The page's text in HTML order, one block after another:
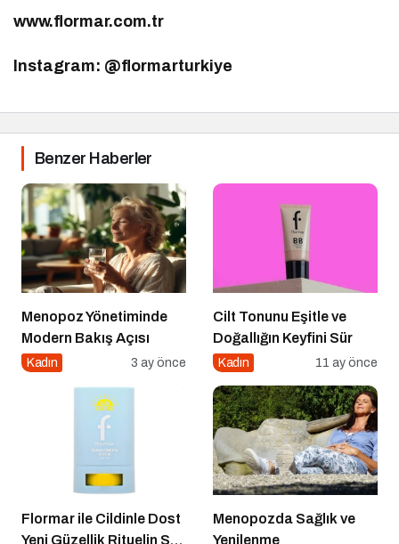
www.flormar.com.tr
Instagram: @flormarturkiye
Benzer Haberler
Menopoz Yönetiminde
Modern Bakış Açısı
Kadın 3 ay önce
Cilt Tonunu Eşitle ve
Doğallığın Keyfini Sür
Kadın 11 ay önce
Flormar ile Cildinle Dost
Yeni Güzellik Rituelin Sun
Menopozda Sağlık ve
Yenilenme